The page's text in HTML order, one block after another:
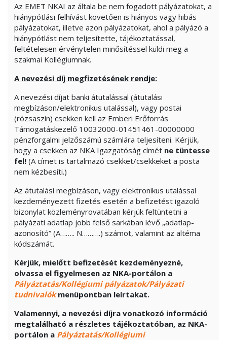
Az EMET NKAI az általa be nem fogadott pályázatokat, a
hiánypótlási felhívást követően is hiányos vagy hibás
pályázatokat, illetve azon pályázatokat, ahol a pályázó a
hiánypótlást nem teljesítette, tájékoztatással,
feltételesen érvénytelen minősítéssel küldi meg a
szakmai Kollégiumnak.
A nevezési díj megfizetésének rendje:
A nevezési díjat banki átutalással (átutalási
megbízáson/elektronikus utalással), vagy postai
(rózsaszín) csekken kell az Emberi Erőforrás
Támogatáskezelő 10032000-01451461-00000000
pénzforgalmi jelzőszámú számlára teljesíteni. Kérjük,
hogy a csekken az NKA Igazgatóság címét ne tüntesse
fel! (A címet is tartalmazó csekket/csekkeket a posta
nem kézbesíti.)
Az átutalási megbízáson, vagy elektronikus utalással
kezdeményezett fizetés esetén a befizetést igazoló
bizonylat közleményrovatában kérjük feltüntetni a
pályázati adatlap jobb felső sarkában lévő „adatlap-
azonosító” (A…….. N……….) számot, valamint az altéma
kódszámát.
Kérjük, mielőtt befizetését kezdeményezné,
olvassa el figyelmesen az NKA-portálon a
Pályáztatás/Kollégiumi pályázatok/Pályázati
tudnivalók menüpontban leírtakat.
Valamennyi, a nevezési díjra vonatkozó információ
megtalálható a részletes tájékoztatóban, az NKA-
portálon a Pályáztatás/Kollégiumi